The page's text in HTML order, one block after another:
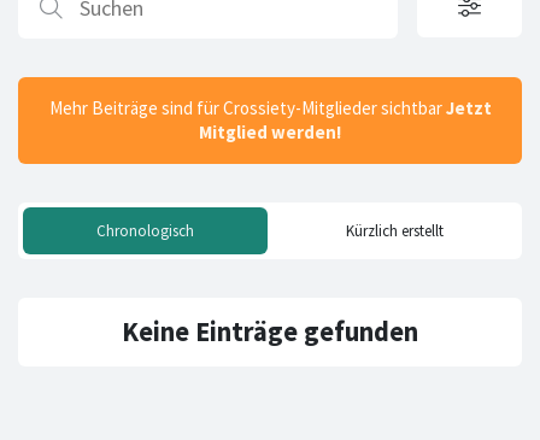
Mehr Beiträge sind für Crossiety-Mitglieder sichtbarJetzt
Mitglied werden!
Chronologisch Kürzlich erstellt
Keine Einträge gefunden